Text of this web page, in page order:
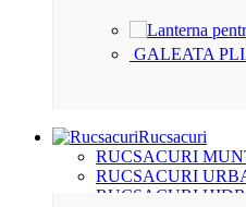
GALEATA
Rucsacuri
RUCSACURI
RUCSACURI
RUCSACURI